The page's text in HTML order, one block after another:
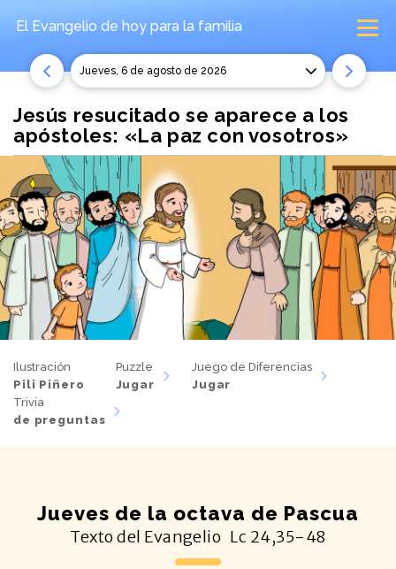
El Evangelio de hoy para la familia
jueves, 6 de agosto de 2026
Jesús resucitado se aparece a los
apóstoles: «La paz con vosotros»
Ilustración
Pili Piñero
Puzzle
Jugar
Juego de Diferencias
Jugar
Trivia
de preguntas
Jueves de la octava de Pascua
Texto del Evangelio Lc 24,35-48